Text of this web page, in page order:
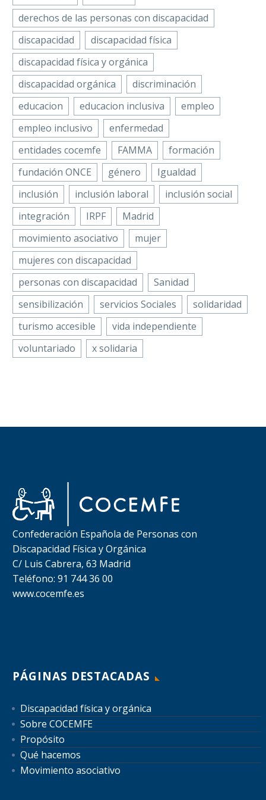
derechos de las personas con discapacidad
discapacidad
discapacidad física
discapacidad física y orgánica
discapacidad orgánica
discriminación
educacion
educacion inclusiva
empleo
empleo inclusivo
enfermedad
entidades cocemfe
FAMMA
formación
fundación ONCE
género
Igualdad
inclusión
inclusión laboral
inclusión social
integración
IRPF
Madrid
movimiento asociativo
mujer
mujeres con discapacidad
personas con discapacidad
Sanidad
sensibilización
servicios Sociales
solidaridad
turismo accesible
vida independiente
voluntariado
x solidaria
Confederación Española de Personas con
Discapacidad Física y Orgánica
C/ Luis Cabrera, 63 Madrid
Teléfono: 91 744 36 00
www.cocemfe.es
PÁGINAS DESTACADAS
Discapacidad física y orgánica
Sobre COCEMFE
Propósito
Qué hacemos
Movimiento asociativo